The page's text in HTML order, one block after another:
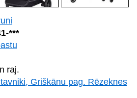
***
raj.
Griškānu pag. Rēzeknes